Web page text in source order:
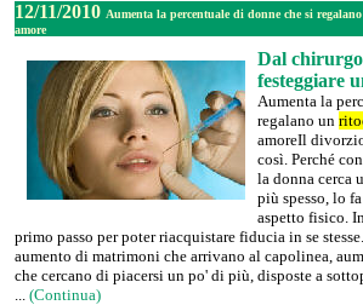
12/11/2010 Aumenta la percentuale di donne che si
amore
Dal
festeggiare
Aumenta la
regalano un
amoreIl
così. Perché
la donna cerca
più spesso, lo
aspetto fisico.
primo passo per poter riacquistare fiducia in se
aumento di matrimoni che arrivano al capolinea,
che cercano di piacersi un po' di più, disposte a
... (Continua)